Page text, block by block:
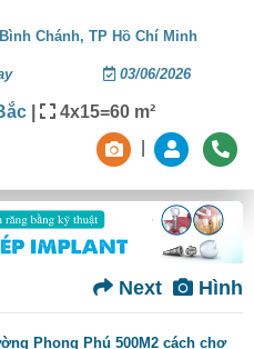
Chánh,TP Hồ Chí Minh
03/06/2026
| 4x15=60 m²
Hình
Next
Phong Phú 500M2 cách chợ